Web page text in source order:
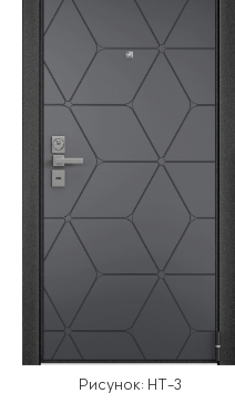
Рисунок: HT-3